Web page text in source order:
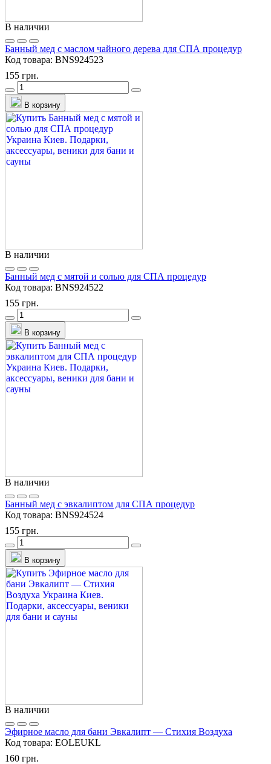
В наличии
Банный мед с маслом чайного дерева для СПА процедур
Код товара: BNS924523
155 грн.
В корзину
В наличии
Банный мед с мятой и солью для СПА процедур
Код товара: BNS924522
155 грн.
В корзину
В наличии
Банный мед с эвкалиптом для СПА процедур
Код товара: BNS924524
155 грн.
В корзину
В наличии
Эфирное масло для бани Эвкалипт — Стихия Воздуха
Код товара: EOLEUKL
160 грн.